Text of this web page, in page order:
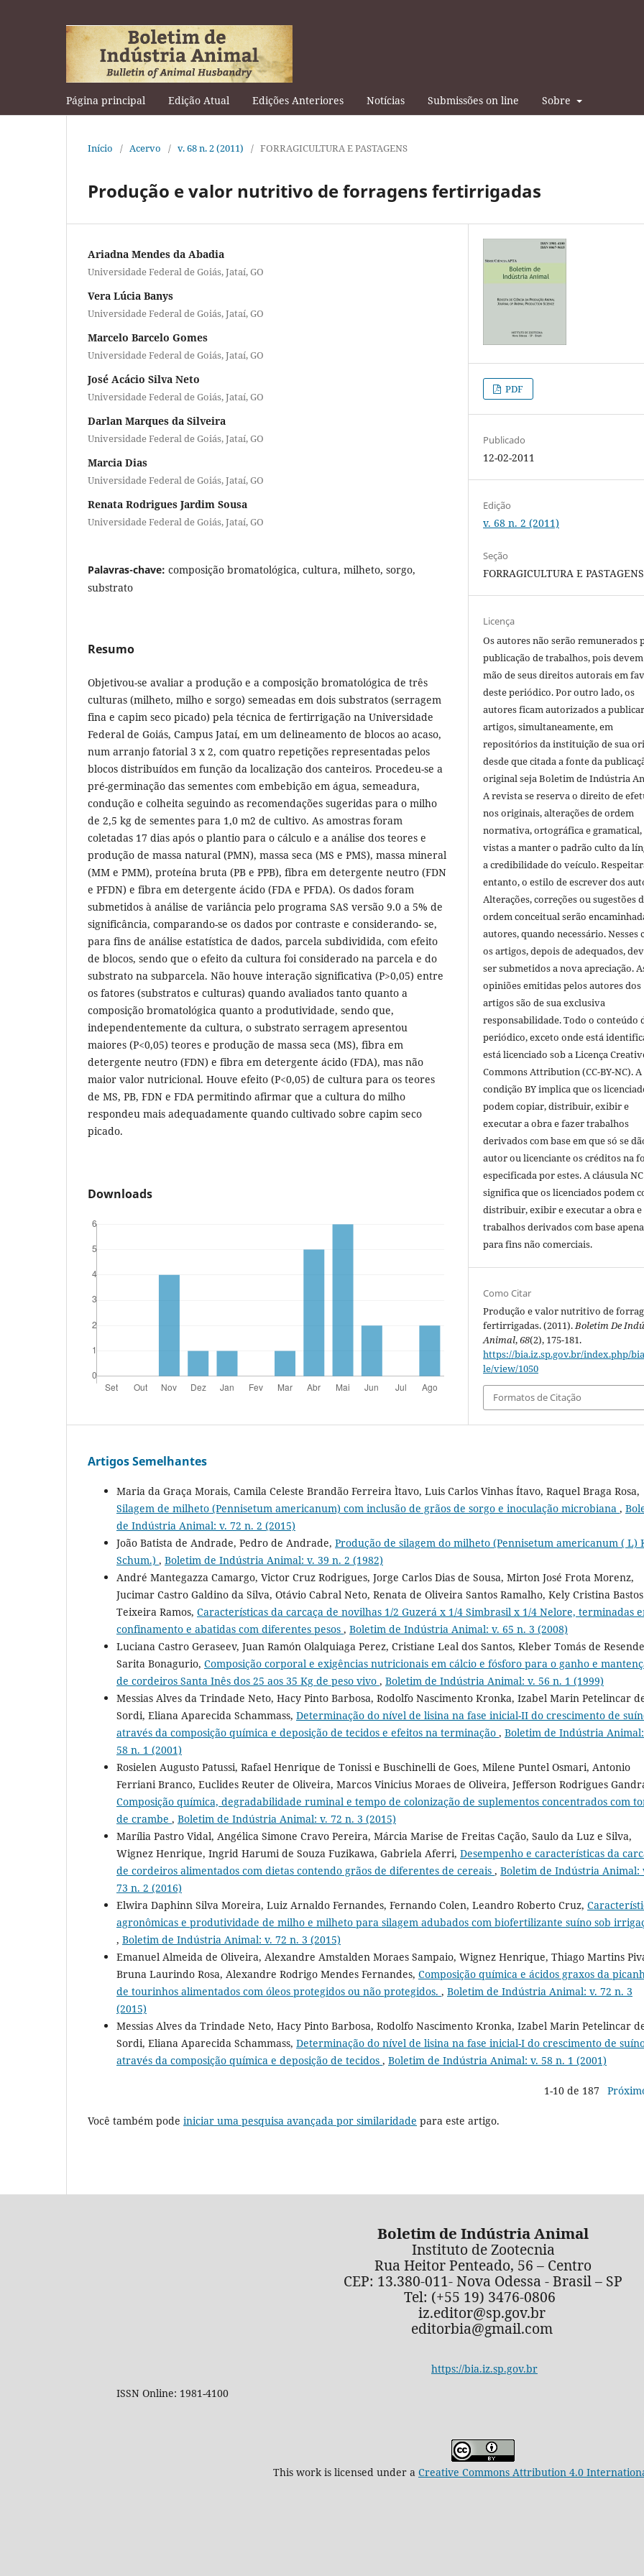
Página principal Edição Atual Edições Anteriores Notícias Submissões on line Sobre
Início / Acervo / v. 68 n. 2 (2011) / FORRAGICULTURA E PASTAGENS
Produção e valor nutritivo de forragens fertirrigadas
Ariadna Mendes da Abadia
Universidade Federal de Goiás, Jataí, GO
Vera Lúcia Banys
Universidade Federal de Goiás, Jataí, GO
Marcelo Barcelo Gomes
Universidade Federal de Goiás, Jataí, GO
José Acácio Silva Neto
Universidade Federal de Goiás, Jataí, GO
Darlan Marques da Silveira
Universidade Federal de Goiás, Jataí, GO
Marcia Dias
Universidade Federal de Goiás, Jataí, GO
Renata Rodrigues Jardim Sousa
Universidade Federal de Goiás, Jataí, GO
Palavras-chave: composição bromatológica, cultura, milheto, sorgo,
substrato
Resumo
Objetivou-se avaliar a produção e a composição bromatológica de três
culturas (milheto, milho e sorgo) semeadas em dois substratos (serragem
fina e capim seco picado) pela técnica de fertirrigação na Universidade
Federal de Goiás, Campus Jataí, em um delineamento de blocos ao acaso,
num arranjo fatorial 3 x 2, com quatro repetições representadas pelos
blocos distribuídos em função da localização dos canteiros. Procedeu-se a
pré-germinação das sementes com embebição em água, semeadura,
condução e colheita seguindo as recomendações sugeridas para o milho
de 2,5 kg de sementes para 1,0 m2 de cultivo. As amostras foram
coletadas 17 dias após o plantio para o cálculo e a análise dos teores e
produção de massa natural (PMN), massa seca (MS e PMS), massa mineral
(MM e PMM), proteína bruta (PB e PPB), fibra em detergente neutro (FDN
e PFDN) e fibra em detergente ácido (FDA e PFDA). Os dados foram
submetidos à análise de variância pelo programa SAS versão 9.0 a 5% de
significância, comparando-se os dados por contraste e considerando- se,
para fins de análise estatística de dados, parcela subdividida, com efeito
de blocos, sendo que o efeito da cultura foi considerado na parcela e do
substrato na subparcela. Não houve interação significativa (P>0,05) entre
os fatores (substratos e culturas) quando avaliados tanto quanto a
composição bromatológica quanto a produtividade, sendo que,
independentemente da cultura, o substrato serragem apresentou
maiores (P<0,05) teores e produção de massa seca (MS), fibra em
detergente neutro (FDN) e fibra em detergente ácido (FDA), mas não
maior valor nutricional. Houve efeito (P<0,05) de cultura para os teores
de MS, PB, FDN e FDA permitindo afirmar que a cultura do milho
respondeu mais adequadamente quando cultivado sobre capim seco
picado.
Downloads
PDF
Publicado
12-02-2011
Edição
v. 68 n. 2 (2011)
Seção
FORRAGICULTURA E PASTAGENS
Licença
Os autores não serão remunerados
publicação de trabalhos, pois
mão de seus direitos autorais em
deste periódico. Por outro lado, os
autores ficam autorizados a
artigos, simultaneamente, em
repositórios da instituição de sua
desde que citada a fonte da
original seja Boletim de Indústria
A revista se reserva o direito de
nos originais, alterações de ordem
normativa, ortográfica e gramatical,
vistas a manter o padrão culto da
a credibilidade do veículo.
entanto, o estilo de escrever dos
Alterações, correções ou sugestões
ordem conceitual serão
autores, quando necessário. Nesses
os artigos, depois de adequados,
ser submetidos a nova apreciação.
opiniões emitidas pelos autores dos
artigos são de sua exclusiva
responsabilidade. Todo o conteúdo
periódico, exceto onde está
está licenciado sob a Licença
Commons Attribution (CC-BY-NC). A
condição BY implica que os
podem copiar, distribuir, exibir e
executar a obra e fazer trabalhos
derivados com base em que só se
autor ou licenciante os créditos na
especificada por estes. A cláusula NC
significa que os licenciados podem
distribuir, exibir e executar a obra
trabalhos derivados com base
para fins não comerciais.
Como Citar
Produção e valor nutritivo de
fertirrigadas. (2011).Boletim De
Animal,68(2), 175-181.
https://bia.iz.sp.gov.br/index.php/
le/view/1050
Formatos de Citação
Artigos Semelhantes
Maria da Graça Morais, Camila Celeste Brandão Ferreira Ìtavo, Luis Carlos Vinhas Ítavo, Raquel Braga Rosa,
Silagem de milheto (Pennisetum americanum) com inclusão de grãos de sorgo e inoculação microbiana ,
de Indústria Animal: v. 72 n. 2 (2015)
João Batista de Andrade, Pedro de Andrade, Produção de silagem do milheto (Pennisetum americanum ( L)
Schum.) , Boletim de Indústria Animal: v. 39 n. 2 (1982)
André Mantegazza Camargo, Victor Cruz Rodrigues, Jorge Carlos Dias de Sousa, Mirton José Frota Morenz,
Jucimar Castro Galdino da Silva, Otávio Cabral Neto, Renata de Oliveira Santos Ramalho, Kely Cristina Bastos
Teixeira Ramos, Características da carcaça de novilhas 1/2 Guzerá x 1/4 Simbrasil x 1/4 Nelore, terminadas
confinamento e abatidas com diferentes pesos , Boletim de Indústria Animal: v. 65 n. 3 (2008)
Luciana Castro Geraseev, Juan Ramón Olalquiaga Perez, Cristiane Leal dos Santos, Kleber Tomás de
Sarita Bonagurio, Composição corporal e exigências nutricionais em cálcio e fósforo para o ganho e
de cordeiros Santa Inês dos 25 aos 35 Kg de peso vivo , Boletim de Indústria Animal: v. 56 n. 1 (1999)
Messias Alves da Trindade Neto, Hacy Pinto Barbosa, Rodolfo Nascimento Kronka, Izabel Marin Petelincar
Sordi, Eliana Aparecida Schammass, Determinação do nível de lisina na fase inicial-II do crescimento de
através da composição química e deposição de tecidos e efeitos na terminação , Boletim de Indústria
58 n. 1 (2001)
Rosielen Augusto Patussi, Rafael Henrique de Tonissi e Buschinelli de Goes, Milene Puntel Osmari, Antonio
Ferriani Branco, Euclides Reuter de Oliveira, Marcos Vinicius Moraes de Oliveira, Jefferson Rodrigues
Composição química, degradabilidade ruminal e tempo de colonização de suplementos concentrados com
de crambe , Boletim de Indústria Animal: v. 72 n. 3 (2015)
Marília Pastro Vidal, Angélica Simone Cravo Pereira, Márcia Marise de Freitas Cação, Saulo da Luz e Silva,
Wignez Henrique, Ingrid Harumi de Souza Fuzikawa, Gabriela Aferri, Desempenho e características da
de cordeiros alimentados com dietas contendo grãos de diferentes de cereais , Boletim de Indústria Animal:
73 n. 2 (2016)
Elwira Daphinn Silva Moreira, Luiz Arnaldo Fernandes, Fernando Colen, Leandro Roberto Cruz,
agronômicas e produtividade de milho e milheto para silagem adubados com biofertilizante suíno sob
, Boletim de Indústria Animal: v. 72 n. 3 (2015)
Emanuel Almeida de Oliveira, Alexandre Amstalden Moraes Sampaio, Wignez Henrique, Thiago Martins
Bruna Laurindo Rosa, Alexandre Rodrigo Mendes Fernandes, Composição química e ácidos graxos da
de tourinhos alimentados com óleos protegidos ou não protegidos. , Boletim de Indústria Animal: v. 72 n. 3
(2015)
Messias Alves da Trindade Neto, Hacy Pinto Barbosa, Rodolfo Nascimento Kronka, Izabel Marin Petelincar
Sordi, Eliana Aparecida Schammass, Determinação do nível de lisina na fase inicial-I do crescimento de
através da composição química e deposição de tecidos , Boletim de Indústria Animal: v. 58 n. 1 (2001)
1-10 de 187
Você também pode iniciar uma pesquisa avançada por similaridade para este artigo.
Boletim de Indústria Animal
Instituto de Zootecnia
Rua Heitor Penteado, 56 – Centro
CEP: 13.380-011- Nova Odessa - Brasil – SP
Tel: (+55 19) 3476-0806
iz.editor@sp.gov.br
editorbia@gmail.com
https://bia.iz.sp.gov.br
ISSN Online: 1981-4100
This work is licensed under a Creative Commons Attribution 4.0